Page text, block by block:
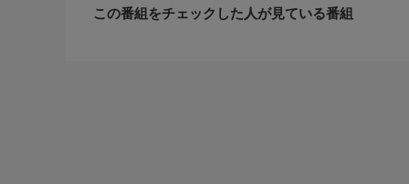
この番組をチェックした人が見ている番組